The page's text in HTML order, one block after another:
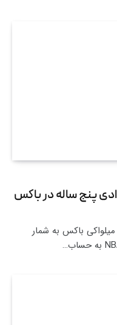
پنج ساله در باکس
باکس به شمار